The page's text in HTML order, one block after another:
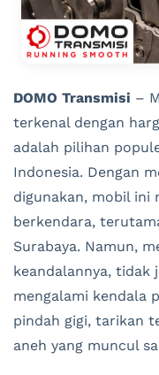
DOMO Transmisi –
terkenal dengan
adalah pilihan
Indonesia. Dengan
digunakan, mobil ini
berkendara,
Surabaya. Namun,
keandalannya, tidak
mengalami kendala
pindah gigi, tarikan
aneh yang muncul